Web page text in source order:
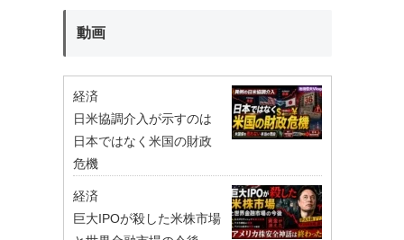
動画
経済
日米協調介入が示すのは
日本ではなく米国の財政
危機
経済
巨大IPOが殺した米株市場